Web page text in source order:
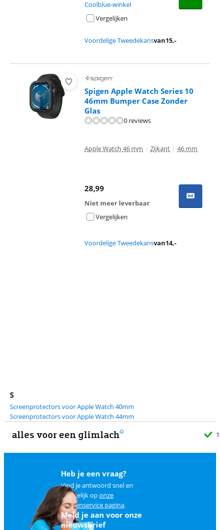
Coolblue-winkel
Vergelijken
Voordelige Tweedekansvan15,-
Spigen Apple Watch Series 10
46mm Bumper Case Zonder
Glas
0 reviews
Apple Watch 46 mm | Zijkant | 46 mm
28,99
Niet meer leverbaar
Vergelijken
Voordelige Tweedekansvan14,-
S
Screenprotectors voor Apple Watch 40mm
Screenprotectors voor Apple Watch 44mm
alles voor een glimlach
Heb je een vraag?
Vind je antwoord snel en
makkelijk oponze
klantenservice pagina.
Meld je aan voor onze
nieuwsbrief